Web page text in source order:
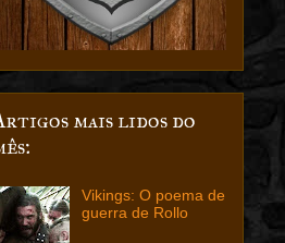
mais lidos do
Vikings: O poema de
guerra de Rollo